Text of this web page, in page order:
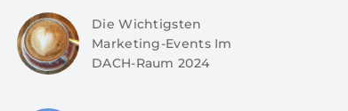
Die Wichtigsten
Marketing-Events Im
DACH-Raum 2024